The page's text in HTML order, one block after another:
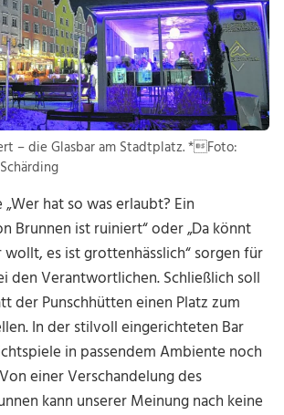
– die Glasbar am Stadtplatz. *Foto:
hat so was erlaubt? Ein
Brunnen ist ruiniert“ oder „Da könnt
wollt, es ist grottenhässlich“ sorgen für
den Verantwortlichen. Schließlich soll
der Punschhütten einen Platz zum
In der stilvoll eingerichteten Bar
in passendem Ambiente noch
einer Verschandelung des
kann unserer Meinung nach keine